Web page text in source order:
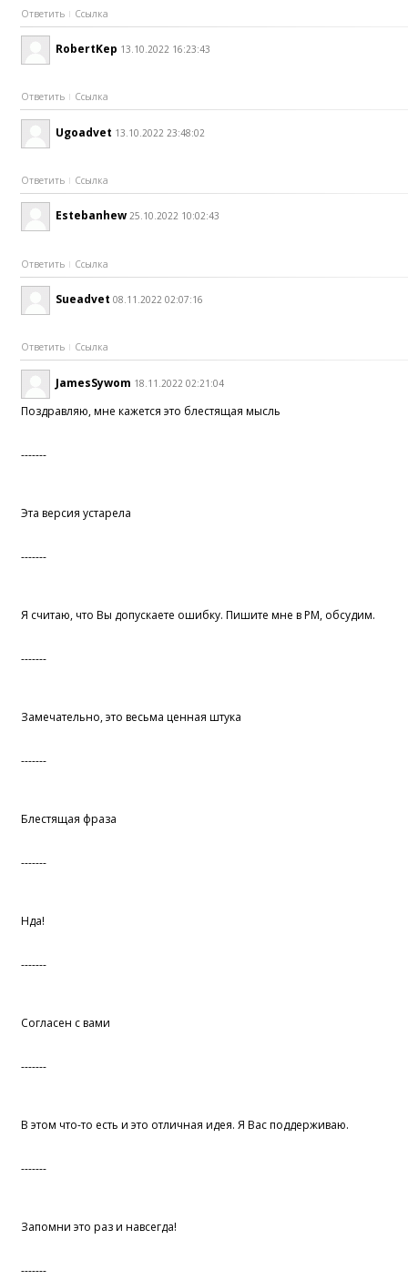
Ответить Ссылка
RobertKep 13.10.2022 16:23:43
Ответить Ссылка
Ugoadvet 13.10.2022 23:48:02
Ответить Ссылка
Estebanhew 25.10.2022 10:02:43
Ответить Ссылка
Sueadvet 08.11.2022 02:07:16
Ответить Ссылка
JamesSywom 18.11.2022 02:21:04
Поздравляю, мне кажется это блестящая мысль
-------
Эта версия устарела
-------
Я считаю, что Вы допускаете ошибку. Пишите мне в PM, обсудим.
-------
Замечательно, это весьма ценная штука
-------
Блестящая фраза
-------
Нда!
-------
Согласен с вами
-------
В этом что-то есть и это отличная идея. Я Вас поддерживаю.
-------
Запомни это раз и навсегда!
-------